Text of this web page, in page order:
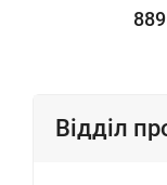
Відділ